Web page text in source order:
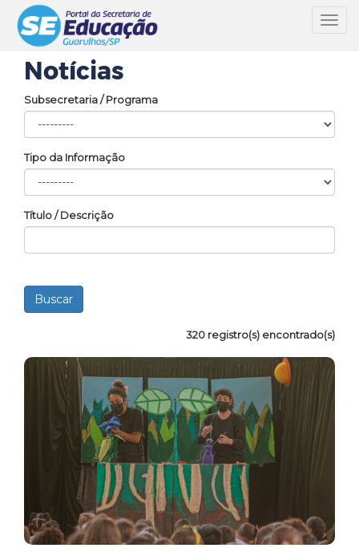
Notícias
Subsecretaria / Programa
Tipo da Informação
Título / Descrição
320 registro(s) encontrado(s)